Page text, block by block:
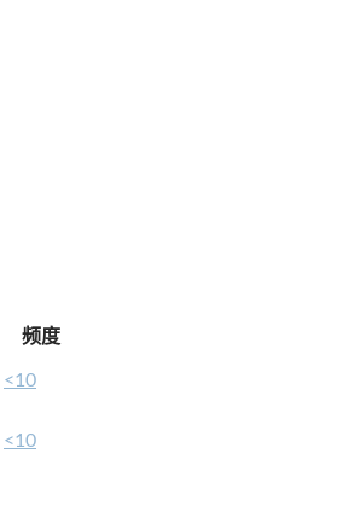
频度
<10
<10